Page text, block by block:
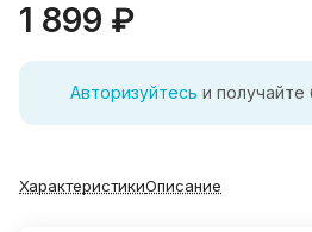
1 899 ₽
Авторизуйтесь и получайте
ХарактеристикиОписание